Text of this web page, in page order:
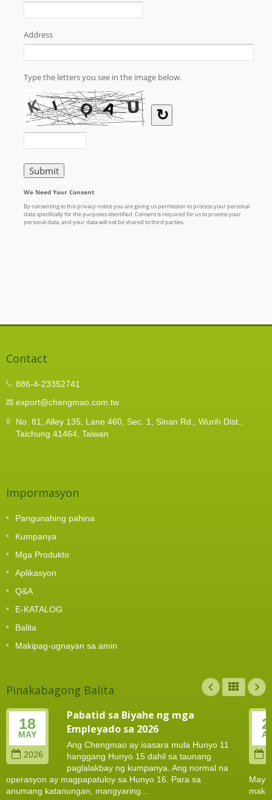
Contact
886-4-23352741
export@chengmao.com.tw
No. 81, Alley 135, Lane 460, Sec. 1, Sinan Rd., Wurih Dist.,
Taichung 41464, Taiwan
Impormasyon
Pangunahing pahina
Kumpanya
Mga Produkto
Aplikasyon
Q&A
E-KATALOG
Balita
Makipag-ugnayan sa amin
Pinakabagong Balita
18
MAY
2026
Pabatid sa Biyahe ng mga
Empleyado sa 2026
Ang Chengmao ay isasara mula Hunyo 11
hanggang Hunyo 15 dahil sa taunang
paglalakbay ng kumpanya. Ang normal na
operasyon ay magpapatuloy sa Hunyo 16. Para sa
anumang katanungan, mangyaring...